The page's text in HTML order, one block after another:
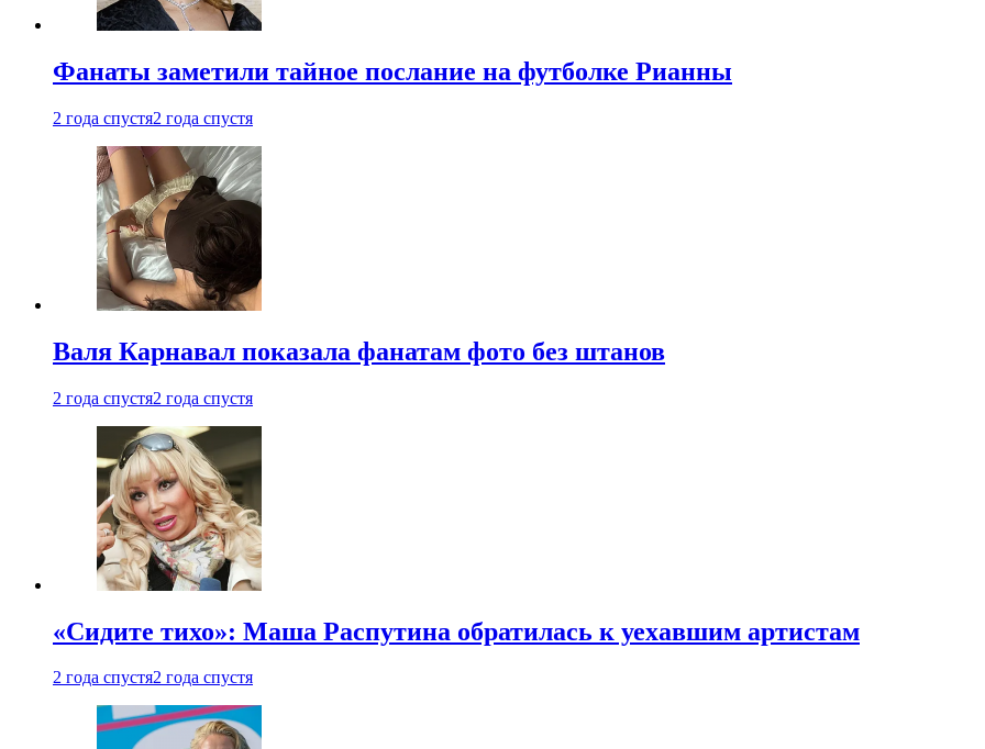
Фанаты заметили тайное послание на футболке Рианны
2 года спустя2 года спустя
Валя Карнавал показала фанатам фото без штанов
2 года спустя2 года спустя
«Сидите тихо»: Маша Распутина обратилась к уехавшим артистам
2 года спустя2 года спустя